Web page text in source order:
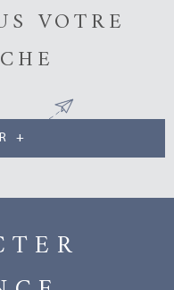
VOTRE
+